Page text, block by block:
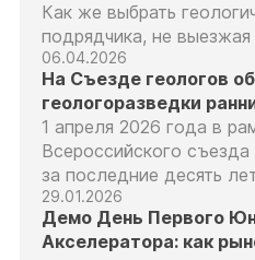
Как же выбрать
подрядчика, не
06.04.2026
На Съезде геологов
геологоразведки
1 апреля 2026 года в
Всероссийского
за последние десять
29.01.2026
Демо День Первого
Акселератора: как